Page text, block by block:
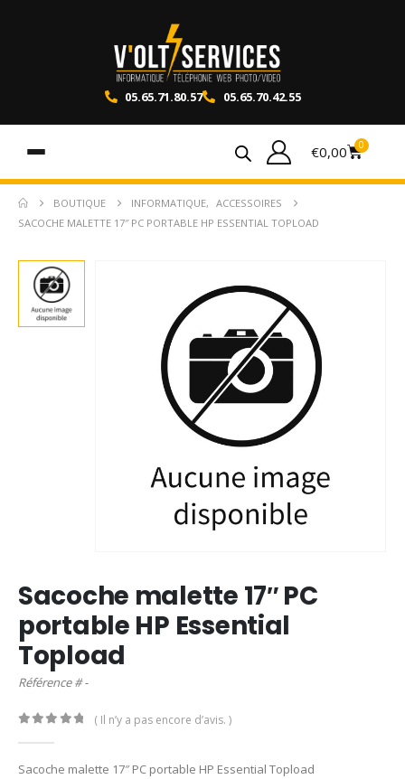
05.65.71.80.57 05.65.70.42.55
€0,00 0
BOUTIQUE INFORMATIQUE,
ACCESSOIRES
SACOCHE MALETTE 17″ PC PORTABLE HP ESSENTIAL TOPLOAD
Sacoche malette 17″ PC
portable HP Essential
Topload
Référence # -
( Il n’y a pas encore d’avis. )
Sacoche malette 17″ PC portable HP Essential Topload